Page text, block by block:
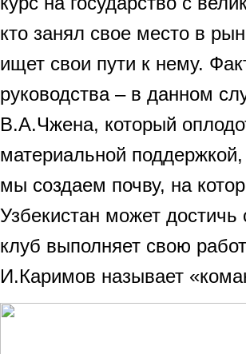
кто занял свое место в
ищет свои пути к нему.
руководства – в данном
В.А.Чжена, который
материальной
мы создаем почву, на
Узбекистан может
клуб выполняет свою
И.Каримов называет